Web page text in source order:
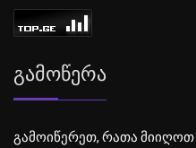
Გამოწერა
გამოიწერეთ, რათა